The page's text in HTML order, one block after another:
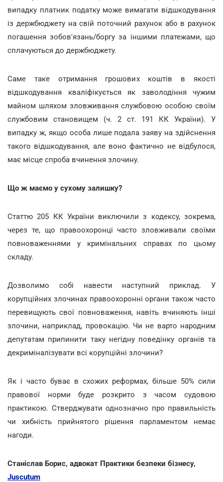
випадку платник податку може вимагати відшкодування
із держбюджету на свій поточний рахунок або в рахунок
погашення зобов'язань/боргу за іншими платежами, що
сплачуються до держбюджету.
Саме таке отримання грошових коштів в якості
відшкодування кваліфікується як заволодіння чужим
майном шляхом зловживання службовою особою своїм
службовим становищем (ч. 2 ст. 191 КК України). У
випадку ж, якщо особа лише подала заяву на здійснення
такого відшкодування, але воно фактично не відбулося,
має місце спроба вчинення злочину.
Що ж маємо у сухому залишку?
Статтю 205 КК України виключили з кодексу, зокрема,
через те, що правоохоронці часто зловживали своїми
повноваженнями у кримінальних справах по цьому
складу.
Дозволимо собі навести наступний приклад. У
корупційних злочинах правоохоронні органи також часто
перевищують свої повноваження, навіть вчиняють інші
злочини, наприклад, провокацію. Чи не варто народним
депутатам припинити таку негідну поведінку органів та
декриміналізувати всі корупційні злочини?
Як і часто буває в схожих реформах, більше 50% сили
правової норми буде розкрито з часом судовою
практикою. Стверджувати однозначно про правильність
чи хибність прийнятого рішення парламентом немає
нагоди.
Станіслав Борис, адвокат Практики безпеки бізнесу,
Juscutum